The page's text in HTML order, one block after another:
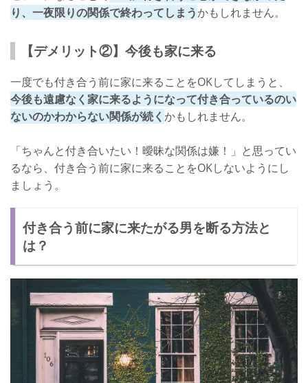
り、一夜限りの関係で終わってしまうかもしれません。
【デメリット②】今後も家に来る
一度でも付き合う前に家に来ることをOKしてしまうと、
今後も遠慮なく家に来るようになって付き合っているのい
ないのかわからない関係が続く かもしれません。
「ちゃんと付き合いたい！曖昧な関係は嫌！」と思ってい
るなら、付き合う前に家に来ることをOKしないようにし
ましょう。
付き合う前に家に来たがる男を断る方法と
は？